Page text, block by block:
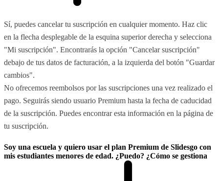
Sí, puedes cancelar tu suscripción en cualquier momento. Haz clic
en la flecha desplegable de la esquina superior derecha y selecciona
"Mi suscripción". Encontrarás la opción "Cancelar suscripción"
debajo de tus datos de facturación, a la izquierda del botón "Guardar
cambios".
No ofrecemos reembolsos por las suscripciones una vez realizado el
pago. Seguirás siendo usuario Premium hasta la fecha de caducidad
de la suscripción. Puedes encontrar esta información en la página de
tu suscripción.
Soy una escuela y quiero usar el plan Premium de Slidesgo con
mis estudiantes menores de edad. ¿Puedo? ¿Cómo se gestiona